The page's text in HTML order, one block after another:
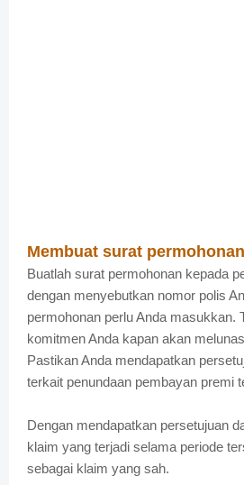
Membuat surat permohonan
Buatlah surat permohonan kepada
dengan menyebutkan nomor polis
permohonan perlu Anda masukkan.
komitmen Anda kapan akan
Pastikan Anda mendapatkan
terkait penundaan pembayan premi
Dengan mendapatkan persetujuan
klaim yang terjadi selama periode
sebagai klaim yang sah.